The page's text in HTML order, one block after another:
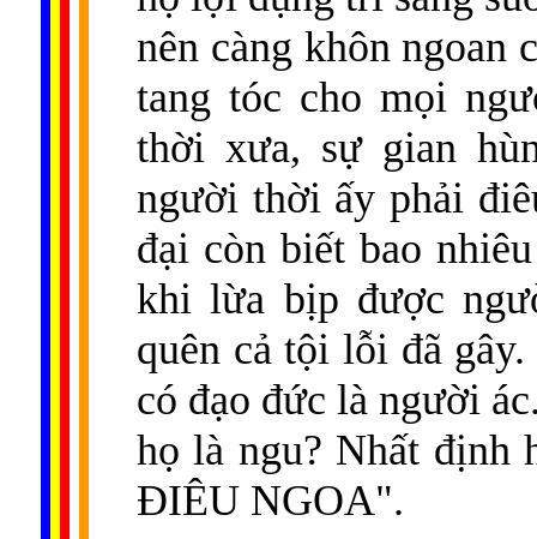
nên càng khôn ngoan
tang tóc cho mọi
thời xưa, sự gian
người thời ấy phải
đại còn biết bao
khi lừa bịp được
quên cả tội lỗi đã
có đạo đức là người
họ là ngu? Nhất
ÐIÊU NGOA".